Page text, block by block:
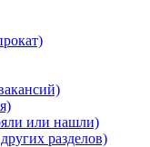
или нашли)
разделов)